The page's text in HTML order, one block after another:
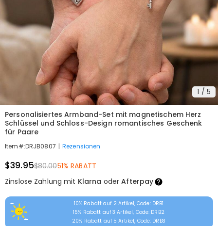
1 / 5
Personalisiertes Armband-Set mit magnetischem Herz
Schlüssel und Schloss-Design romantisches Geschenk
für Paare
Item#:DRJB0807 | Rezensionen
$39.95$80.0051% RABATT
Zinslose Zahlung mit Klarna oderAfterpay
10% Rabatt auf 2 Artikel, Code: DRB1
15% Rabatt auf 3 Artikel, Code: DRB2
20% Rabatt auf 5 Artikel, Code: DRB3